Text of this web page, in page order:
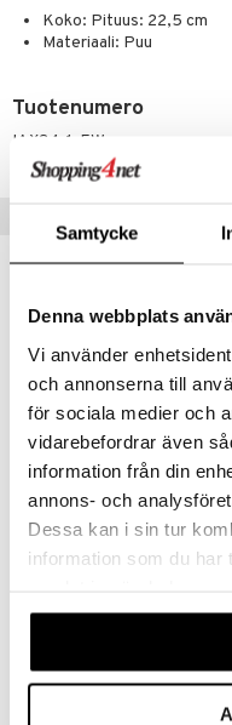
Samtycke
Denna webbplats
Vi använder
och annonserna till
för sociala medier och
vidarebefordrar även
information från din
annons- och
Dessa kan i sin tur
information som du har
våra cookies vid
Koko: Pituus: 22,5 cm
Materiaali: Puu
Tuotenumero
IAX34-1-EW
Focus de Luxe Syömäpuikot
& Peitot